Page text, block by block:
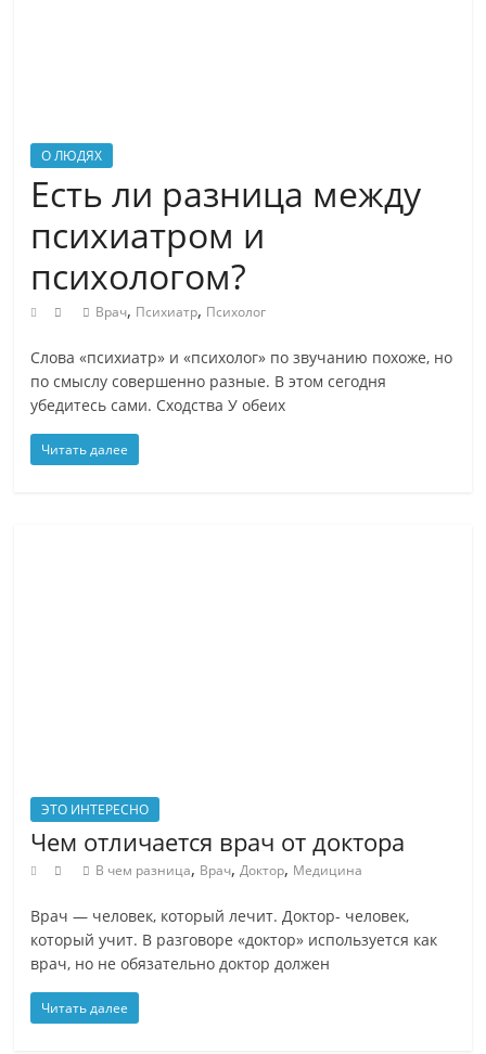
людях
технологиях
простым
Читайте
Вам
будет
что
рассказать
О ЛЮДЯХ
Есть ли разница между
психиатром и
психологом?
Врач, Психиатр, Психолог
Слова «психиатр» и «психолог» по звучанию похоже, но
по смыслу совершенно разные. В этом сегодня
убедитесь сами. Сходства У обеих
Читать далее
ЭТО ИНТЕРЕСНО
Чем отличается врач от доктора
В чем разница, Врач,Доктор, Медицина
Врач — человек, который лечит. Доктор- человек,
который учит. В разговоре «доктор» используется как
врач, но не обязательно доктор должен
Читать далее